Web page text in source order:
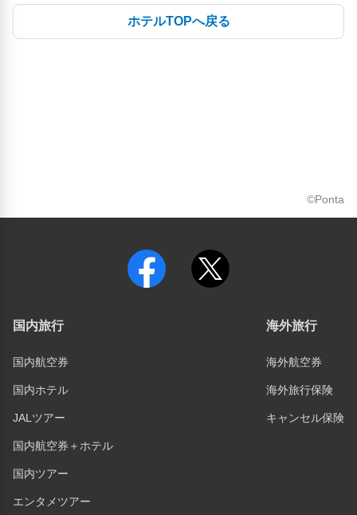
ホテルTOPへ戻る
©Ponta
国内旅行
国内航空券
国内ホテル
JALツアー
国内航空券＋ホテル
国内ツアー
エンタメツアー
海外旅行
海外航空券
海外旅行保険
キャンセル保険